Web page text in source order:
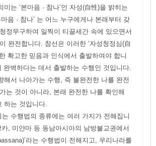
미는 ‘본마음 · 참나’인 자성(自性)을 밝히는
음 · 참나’ 는 어느 누구에게나 본래부터 갖
정무구하여 일찍이 티끌세간 속에 있으면서
완전합니다. 참선은 이러한 ‘자성청정심(自
확고한 믿음과 인식에서 출발하여야 합니
완벽하다는 데서 출발하는 수행인 것입니다.
해서 나아가는 수행, 즉 불완전한 나를 완전
는 것이 아니라, 본래 완전한 나를 확인해
하는 것입니다.
는 수행법의 종류에는 여러 가지가 전해집니
, 미얀마 등 동남아시아의 남방불교권에서
라는 수행법이 전해지고, 우리나라를